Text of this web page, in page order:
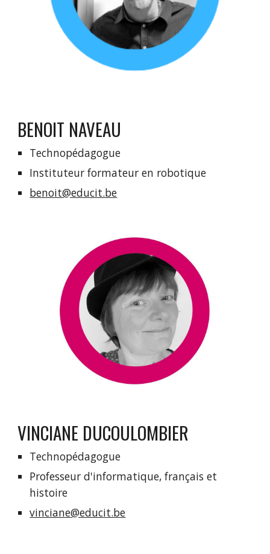
BENOIT NAVEAU
Technopédagogue
Instituteur formateur en robotique
benoit@educit.be
VINCIANE DUCOULOMBIER
Technopédagogue
Professeur d'informatique, français et
histoire
vinciane@educit.be